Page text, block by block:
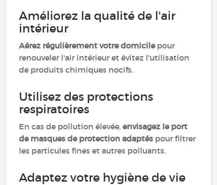
Améliorez la qualité de l'air
intérieur
Aérez régulièrement votre domicilepour
renouveler l'air intérieur et évitez l'utilisation
de produits chimiques nocifs.
Utilisez des protections
respiratoires
En cas de pollution élevée,envisagez le port
de masques de protection adaptés pour filtrer
les particules fines et autres polluants.
Adaptez votre hygiène de vie